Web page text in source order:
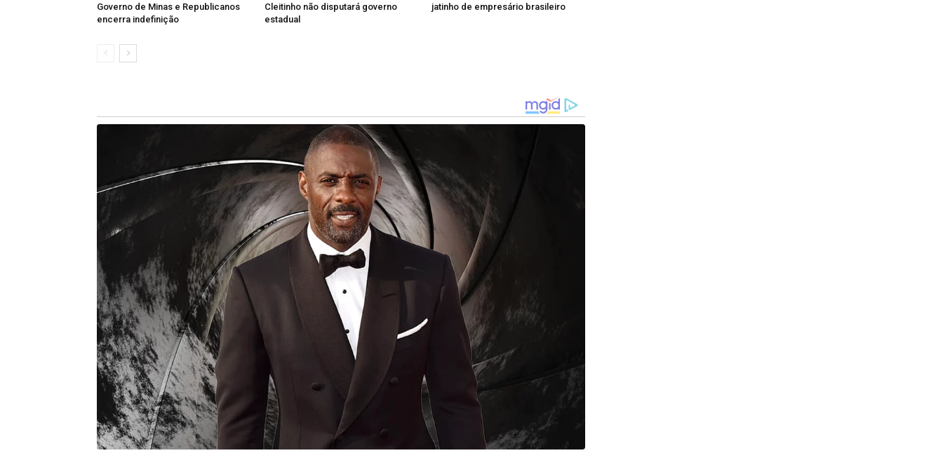
Governo de Minas e Republicanos
encerra indefinição
Cleitinho não disputará governo
estadual
jatinho de empresário brasileiro